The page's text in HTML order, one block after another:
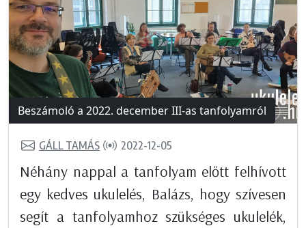
Beszámoló a 2022. december III-as tanfolyamról
GÁLL TAMÁS 2022-12-05
Néhány nappal a tanfolyam előtt felhívott
egy kedves ukulelés, Balázs, hogy szívesen
segít a tanfolyamhoz szükséges ukulelék,